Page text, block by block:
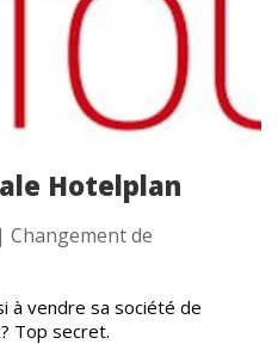
Hotelplan
de
à vendre sa société de
Top secret.